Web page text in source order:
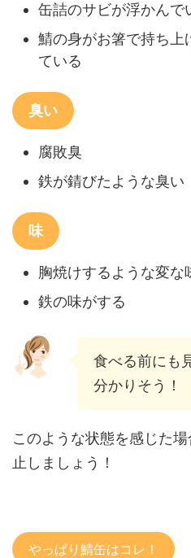
缶詰のサビが浮かんで
鯖の身がお箸で持ち上
ている
臭い
腐敗臭
鉄が錆びたような臭い
味
胸焼けするような変な
鉄の味がする
食べる前にも
分かりそう！
このような状態を感じた
止しましょう！
やっぱり鯖缶はコレ！